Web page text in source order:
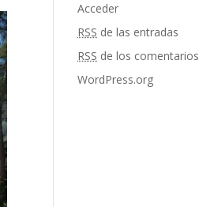
Acceder
RSS de las entradas
RSS de los comentarios
WordPress.org